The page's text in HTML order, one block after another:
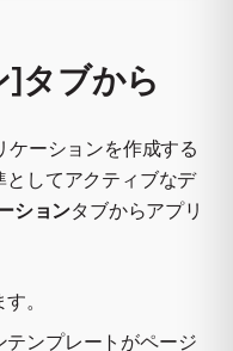
タブから
ケーションを作成する
してアクティブなデ
ションタブからアプリ
。
ンプレートがページ